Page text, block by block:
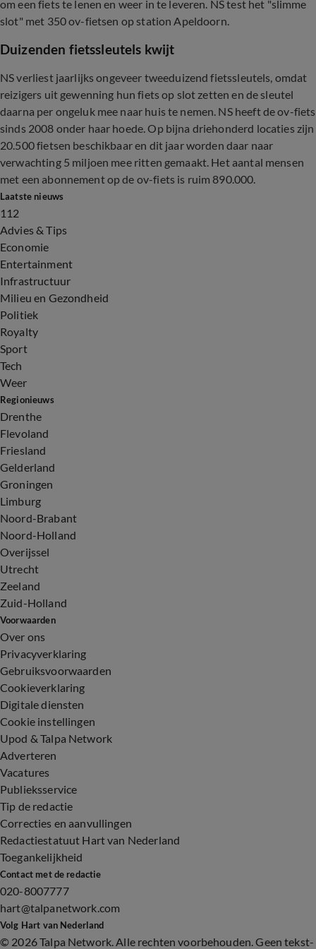
om een fiets te lenen en weer in te leveren. NS test het "slimme
slot" met 350 ov-fietsen op station Apeldoorn.
Duizenden fietssleutels kwijt
NS verliest jaarlijks ongeveer tweeduizend fietssleutels, omdat
reizigers uit gewenning hun fiets op slot zetten en de sleutel
daarna per ongeluk mee naar huis te nemen. NS heeft de ov-fiets
sinds 2008 onder haar hoede. Op bijna driehonderd locaties zijn
20.500 fietsen beschikbaar en dit jaar worden daar naar
verwachting 5 miljoen mee ritten gemaakt. Het aantal mensen
met een abonnement op de ov-fiets is ruim 890.000.
Laatste nieuws
112
Advies & Tips
Economie
Entertainment
Infrastructuur
Milieu en Gezondheid
Politiek
Royalty
Sport
Tech
Weer
Regionieuws
Drenthe
Flevoland
Friesland
Gelderland
Groningen
Limburg
Noord-Brabant
Noord-Holland
Overijssel
Utrecht
Zeeland
Zuid-Holland
Voorwaarden
Over ons
Privacyverklaring
Gebruiksvoorwaarden
Cookieverklaring
Digitale diensten
Cookie instellingen
Upod & Talpa Network
Adverteren
Vacatures
Publieksservice
Tip de redactie
Correcties en aanvullingen
Redactiestatuut Hart van Nederland
Toegankelijkheid
Contact met de redactie
020-8007777
hart@talpanetwork.com
Volg Hart van Nederland
© 2026 Talpa Network. Alle rechten voorbehouden. Geen tekst-